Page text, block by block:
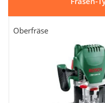
Oberfräse